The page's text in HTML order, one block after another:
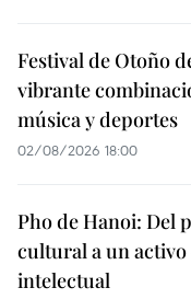
Festival de Otoño
vibrante
música y deportes
02/08/2026 18:00
Pho de Hanoi: Del
cultural a un
intelectual